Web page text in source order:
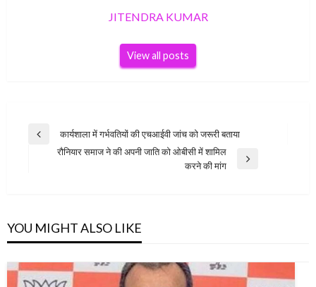
JITENDRA KUMAR
View all posts
Post
navigation
Previous
कार्यशाला में गर्भवतियों की एचआईवी जांच को जरूरी बताया
रौनियार समाज ने की अपनी जाति को ओबीसी में शामिल
करने की मांग
YOU MIGHT ALSO LIKE